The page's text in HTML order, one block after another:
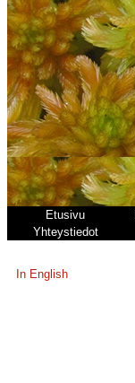
Etusivu
Yhteystiedot
In English